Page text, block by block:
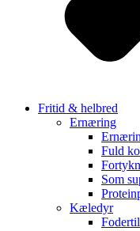
Fritid & helbred
Ernæring
Fuld
Som
Kæledyr